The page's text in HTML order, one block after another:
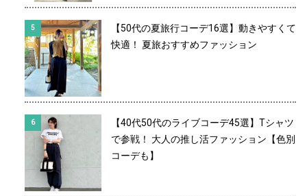
【50代の夏旅行コーデ16選】動きやすくて
快適！ 夏旅おすすめファッション
【40代50代のライブコーデ45選】Tシャツ
で参戦！ 大人の推し活ファッション【色別
コーデも】